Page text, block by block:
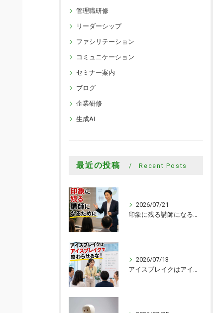
管理職研修
リーダーシップ
ファシリテーション
コミュニケーション
セミナー案内
ブログ
企業研修
生成AI
最近の投稿 Recent Posts
2026/07/21
印象に残る講師になるために
2026/07/13
アイスブレイクはアイスブレイクで終わらせるな！